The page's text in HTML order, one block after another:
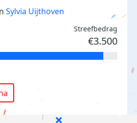
Sylvia Uijthoven
Streefbedrag
€3.500